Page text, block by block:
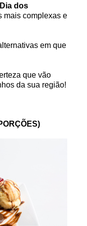
dos
mais complexas e
em que
que vão
da sua região!